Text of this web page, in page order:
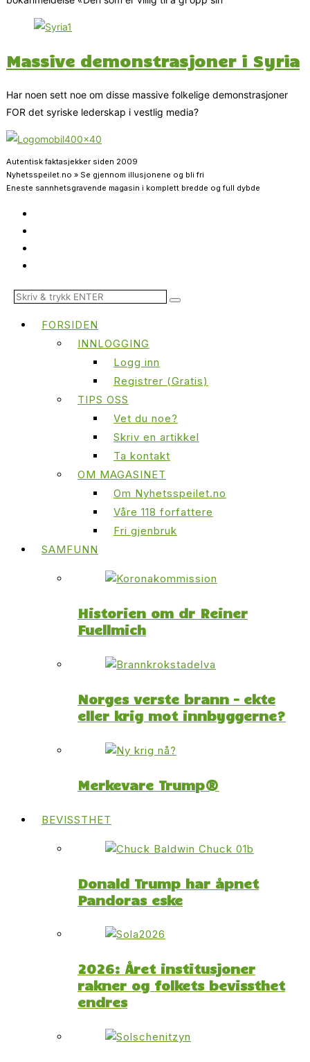
Massive demonstrasjoner i Syria
Har noen sett noe om disse massive folkelige demonstrasjoner
FOR det syriske lederskap i vestlig media?
Autentisk faktasjekker siden 2009
Nyhetsspeilet.no » Se gjennom illusjonene og bli fri
Eneste sannhetsgravende magasin i komplett bredde og full dybde
FORSIDEN
INNLOGGING
Logg inn
Registrer (Gratis)
TIPS OSS
Vet du noe?
Skriv en artikkel
Ta kontakt
OM MAGASINET
Om Nyhetsspeilet.no
Våre 118 forfattere
Fri gjenbruk
SAMFUNN
Historien om dr Reiner
Fuellmich
Norges verste brann – ekte
eller krig mot innbyggerne?
Merkevare Trump®
BEVISSTHET
Donald Trump har åpnet
Pandoras eske
2026: Året institusjoner
rakner og folkets bevissthet
endres